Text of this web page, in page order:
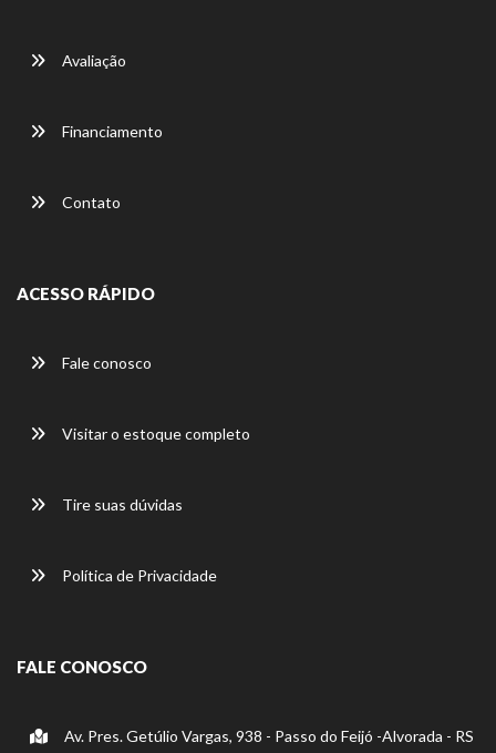
Avaliação
Financiamento
Contato
ACESSO RÁPIDO
Fale conosco
Visitar o estoque completo
Tire suas dúvidas
Política de Privacidade
FALE CONOSCO
Av. Pres. Getúlio Vargas, 938 - Passo do Feijó -Alvorada - RS